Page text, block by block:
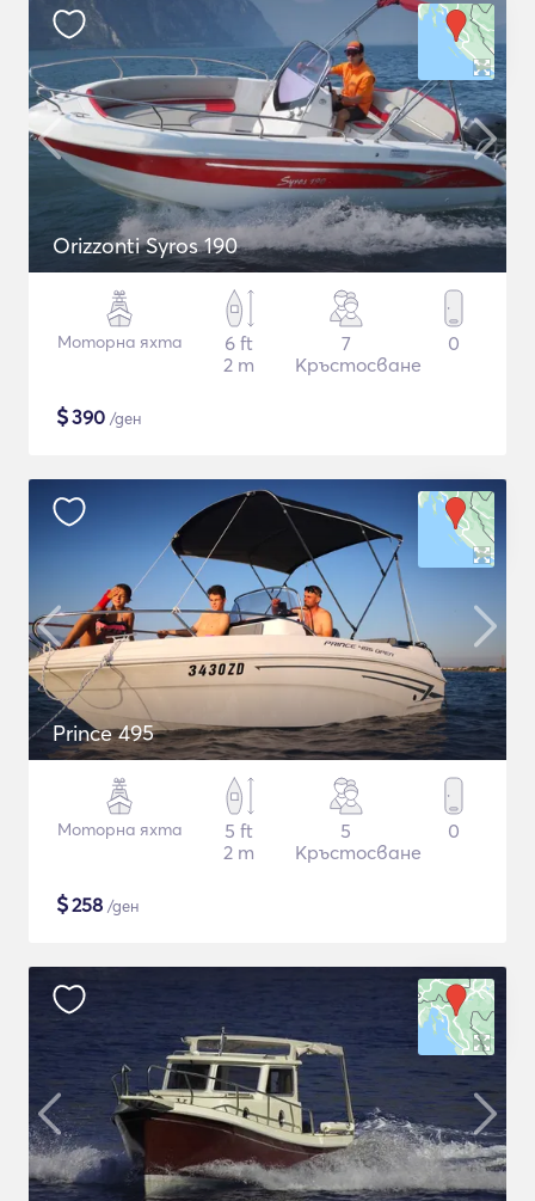
Orizzonti Syros 190
Моторна яхта
6 ft
2 m
7
Кръстосване
0
$390 /ден
Prince 495
Моторна яхта
5 ft
2 m
5
Кръстосване
0
$258 /ден